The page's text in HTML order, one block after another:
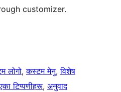
customizer.
लोगो, कस्टम मेनु, विशेष
टिप्पणीहरू, अनुवाद